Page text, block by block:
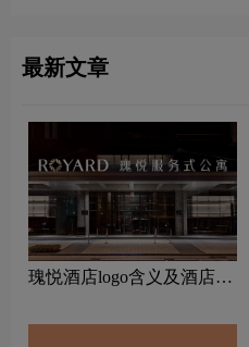
最新文章
瑰悦酒店logo含义及酒店品